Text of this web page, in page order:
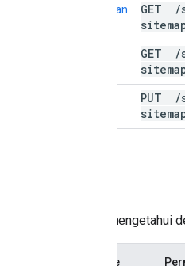
dapatkan GET /
GET /
PUT /
Untuk mengetahui
Metode